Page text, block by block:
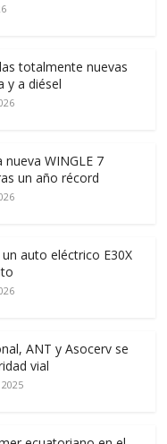
totalmente nuevas
y a diésel
nueva WINGLE 7
un año récord
un auto eléctrico E30X
ANT y Asocerv se
vial